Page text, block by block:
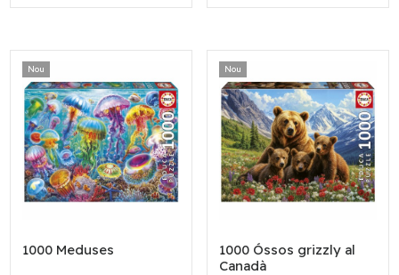
Nou
1000 Meduses
Nou
1000 Óssos grizzly al
Canadà